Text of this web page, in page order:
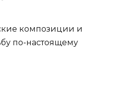
композиции и
по-настоящему